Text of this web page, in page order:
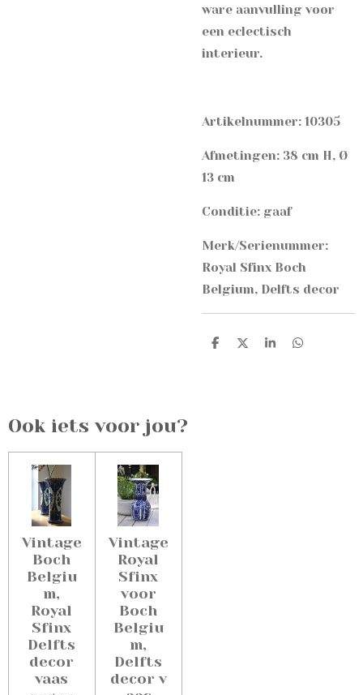
ware aanvulling voor
een eclectisch
interieur.
Artikelnummer: 10305
Afmetingen: 38 cm H, Ø
13 cm
Conditie: gaaf
Merk/Serienummer:
Royal Sfinx Boch
Belgium, Delfts decor
D
D
S
D
Ook iets voor jou?
Vintage
Boch
Belgiu
m,
Royal
Sfinx
Delfts
decor
vaas
Vintage
Royal
Sfinx
voor
Boch
Belgiu
m,
Delfts
decor v